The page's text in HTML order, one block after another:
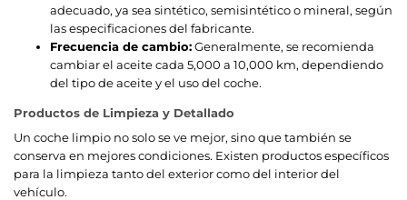
adecuado, ya sea sintético, semisintético o mineral, según
las especificaciones del fabricante.
Frecuencia de cambio:Generalmente, se recomienda
cambiar el aceite cada 5,000 a 10,000 km, dependiendo
del tipo de aceite y el uso del coche.
Productos de Limpieza y Detallado
Un coche limpio no solo se ve mejor, sino que también se
conserva en mejores condiciones. Existen productos específicos
para la limpieza tanto del exterior como del interior del
vehículo.